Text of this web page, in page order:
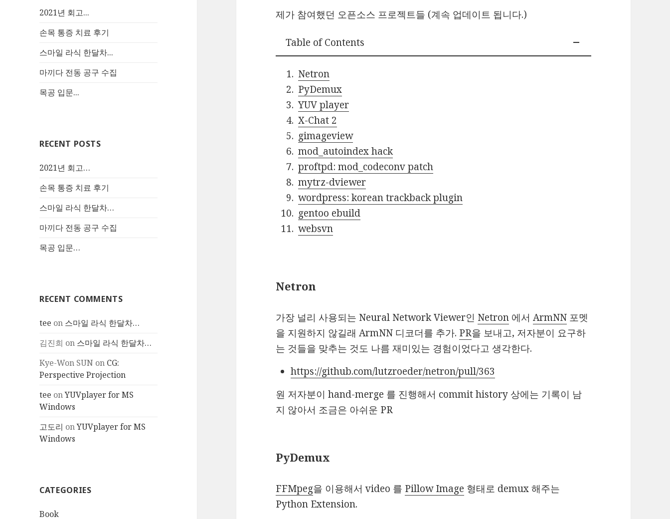
2021년 회고...
손목 통증 치료 후기
스마일 라식 한달차...
마끼다 전동 공구 수집
목공 입문...
RECENT POSTS
2021년 회고…
손목 통증 치료 후기
스마일 라식 한달차…
마끼다 전동 공구 수집
목공 입문…
RECENT COMMENTS
tee on 스마일 라식 한달차…
김진희 on 스마일 라식 한달차…
Kye-Won SUN on CG:
Perspective Projection
tee onYUVplayer for MS
Windows
고도리 onYUVplayer for MS
Windows
CATEGORIES
Book
제가 참여했던 오픈소스 프로젝트들 (계속 업데이트 됩니다.)
Table of Contents
Netron
PyDemux
YUV player
X-Chat 2
gimageview
mod_autoindex hack
proftpd: mod_codeconv patch
mytrz-dviewer
wordpress: korean trackback plugin
gentoo ebuild
websvn
Netron
가장 널리 사용되는 Neural Network Viewer인 Netron 에서ArmNN 포멧
을 지원하지 않길래 ArmNN 디코더를 추가. PR을 보내고, 저자분이 요구하
는 것들을 맞추는 것도 나름 재미있는 경험이었다고 생각한다.
https://github.com/lutzroeder/netron/pull/363
원 저자분이 hand-merge 를 진행해서 commit history 상에는 기록이 남
지 않아서 조금은 아쉬운 PR
PyDemux
FFMpeg을 이용해서 video 를 Pillow Image 형태로 demux 해주는
Python Extension.